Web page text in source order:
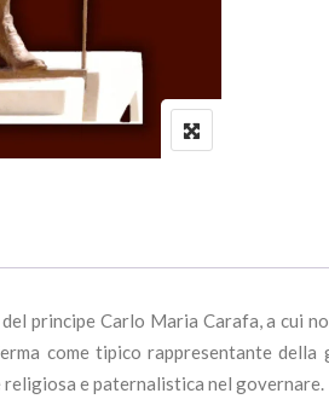
principe Carlo Maria Carafa, a
come tipico rappresentante
e paternalistica nel governare.